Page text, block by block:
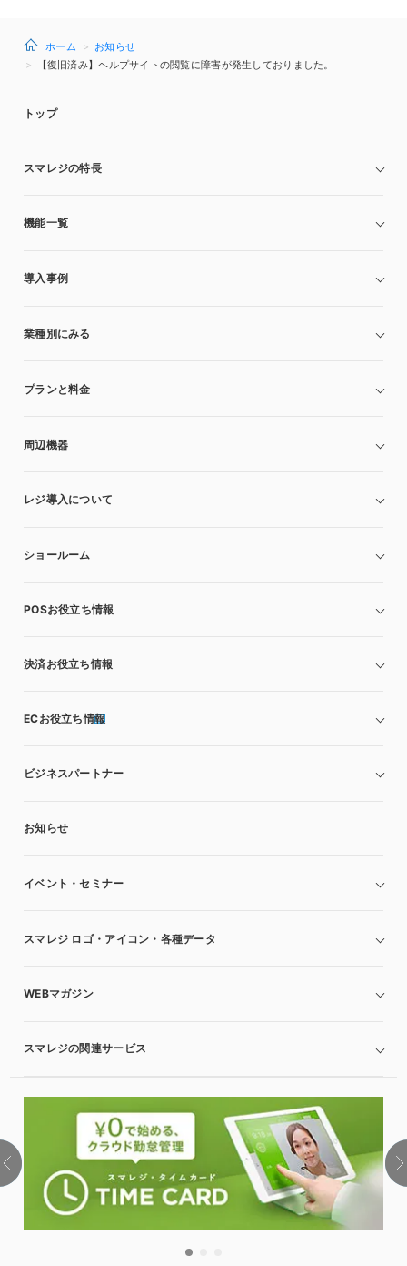
ホーム
お知らせ
【復旧済み】ヘルプサイトの閲覧に障害が発生しておりました。
トップ
スマレジの特長
機能一覧
導入事例
業種別にみる
プランと料金
周辺機器
レジ導入について
ショールーム
POSお役立ち情報
決済お役立ち情報
ECお役立ち情報
ビジネスパートナー
お知らせ
イベント・セミナー
スマレジ ロゴ・アイコン・各種データ
WEBマガジン
スマレジの関連サービス